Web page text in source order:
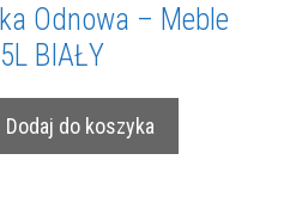
Odnowa – Meble
BIAŁY
Dodaj do koszyka